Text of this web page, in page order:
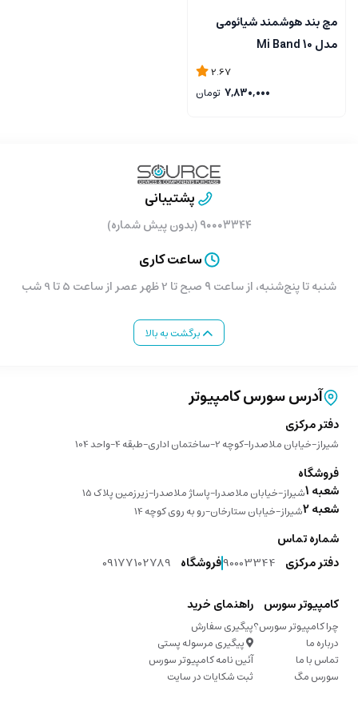
مچ بند هوشمند شیائومی
مدل Mi Band 10
2.67
7,830,000 تومان
پشتیبانی
۹۰۰۰۳۳۴۴ (بدون پیش شماره)
ساعت کاری
شنبه تا پنج‌شنبه، از ساعت ۹ صبح تا 2 ظهر عصر از ساعت 5 تا 9 شب
برگشت به بالا
آدرس سورس کامپیوتر
دفتر مرکزی
شیراز-خیابان ملاصدرا-کوچه 2-ساختمان اداری-طبقه 4-واحد 104
فروشگاه
شعبه 1 شیراز-خیابان ملاصدرا-پاساژ ملاصدرا-زیرزمین پلاک 15
شعبه 2 شیراز-خیابان ستارخان-رو به روی کوچه 14
شماره تماس
دفتر مرکزی 90003344فروشگاه 09177102789
کامپیوتر سورس
چرا کامپیوتر سورس؟
درباره ما
تماس با ما
سورس مگ
راهنمای خرید
پیگیری سفارش
پیگیری مرسوله پستی
آئین نامه کامپیوتر سورس
ثبت شکایات در سایت